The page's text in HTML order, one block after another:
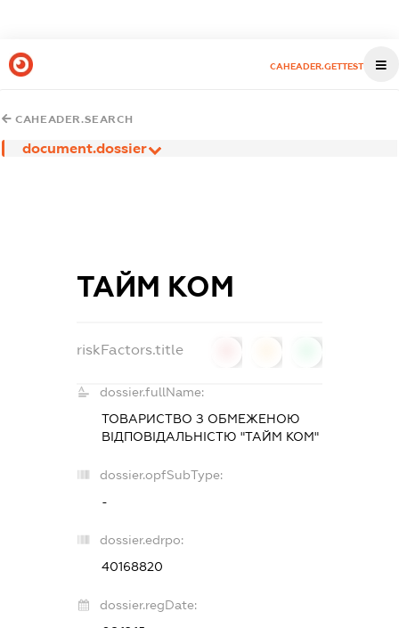
CAHEADER.GETTEST
CAHEADER.SEARCH
document.dossier
ТАЙМ КОМ
riskFactors.title
dossier.fullName:
ТОВАРИСТВО З ОБМЕЖЕНОЮ
ВІДПОВІДАЛЬНІСТЮ "ТАЙМ КОМ"
dossier.opfSubType:
-
dossier.edrpo:
40168820
dossier.regDate: